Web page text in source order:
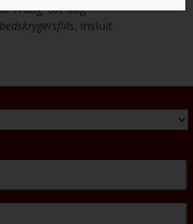
’n dag-tot-dag
, insluit.